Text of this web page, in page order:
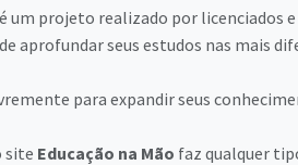
é um projeto realizado por
aprofundar seus estudos nas mais
para expandir seus
site Educação na Mão faz qualquer